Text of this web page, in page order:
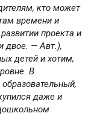
кто может
времени и
проекта и
двое. — Авт.),
детей и хотим,
В
даже и